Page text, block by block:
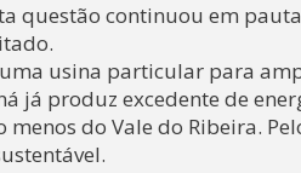
questão continuou em
usina particular para
já produz excedente de
do Vale do Ribeira.